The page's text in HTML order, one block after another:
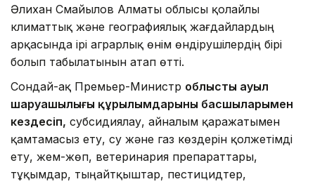
Әлихан Смайылов Алматы облысы қолайлы
климаттық және географиялық жағдайлардың
арқасында ірі аграрлық өнім өндірушілердің бірі
болып табылатынын атап өтті.
Сондай-ақ Премьер-Министр облыстың ауыл
шаруашылығы құрылымдарының басшыларымен
кездесіп, субсидиялау, айналым қаражатымен
қамтамасыз ету, су және газ көздерін қолжетімді
ету, жем-жөп, ветеринария препараттары,
тұқымдар, тыңайтқыштар, пестицидтер,